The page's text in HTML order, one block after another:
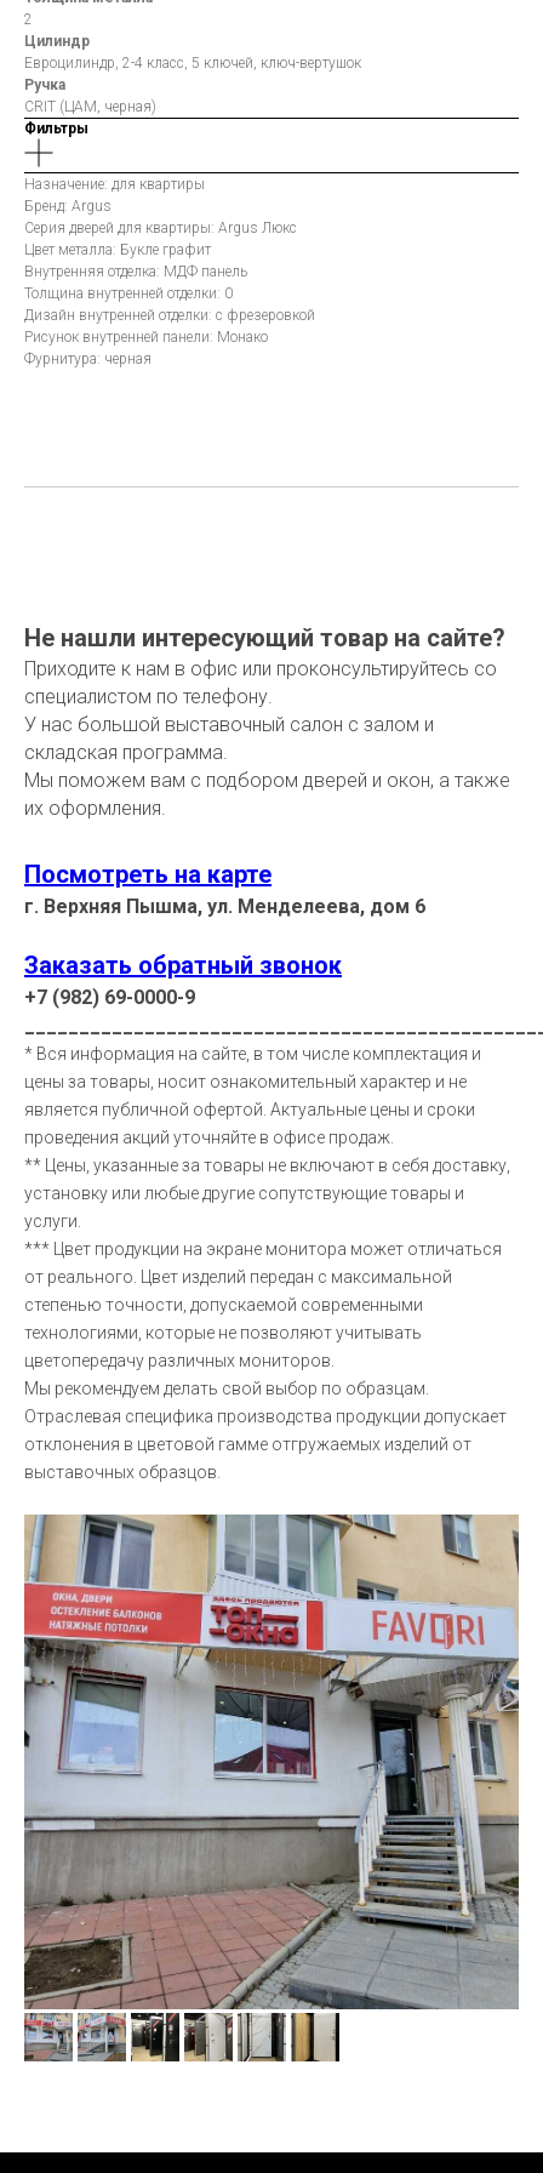
2
Цилиндр
Евроцилиндр, 2-4 класс, 5 ключей, ключ-вертушок
Ручка
CRIT (ЦАМ, черная)
Фильтры
Назначение: для квартиры
Бренд: Argus
Серия дверей для квартиры: Argus Люкс
Цвет металла: Букле графит
Внутренняя отделка: МДФ панель
Толщина внутренней отделки: 0
Дизайн внутренней отделки: с фрезеровкой
Рисунок внутренней панели: Монако
Фурнитура: черная
Не нашли интересующий товар на сайте?
Приходите к нам в офис или проконсультируйтесь со
специалистом по телефону.
У нас большой выставочный салон с залом и
складская программа.
Мы поможем вам с подбором дверей и окон, а также
их оформления.
Посмотреть на карте
г. Верхняя Пышма, ул. Менделеева, дом 6
Заказать обратный звонок
+7 (982) 69-0000-9
* Вся информация на сайте, в том числе комплектация и
цены за товары, носит ознакомительный характер и не
является публичной офертой. Актуальные цены и сроки
проведения акций уточняйте в офисе продаж.
** Цены, указанные за товары не включают в себя доставку,
установку или любые другие сопутствующие товары и
услуги.
*** Цвет продукции на экране монитора может отличаться
от реального. Цвет изделий передан с максимальной
степенью точности, допускаемой современными
технологиями, которые не позволяют учитывать
цветопередачу различных мониторов.
Мы рекомендуем делать свой выбор по образцам.
Отраслевая специфика производства продукции допускает
отклонения в цветовой гамме отгружаемых изделий от
выставочных образцов.